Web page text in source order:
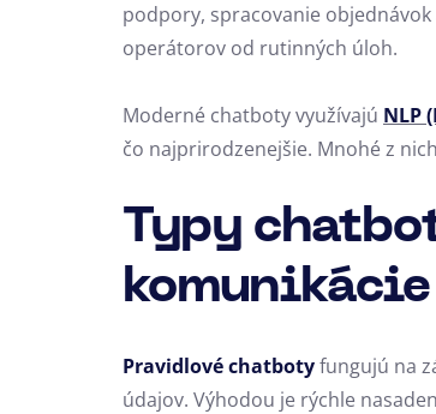
podpory, spracovanie
operátorov od rutinných úloh.
Moderné chatboty využívajú NLP
čo najprirodzenejšie. Mnohé z
Typy
komunikácie
Pravidlové chatbotyfungujú na
údajov. Výhodou je rýchle